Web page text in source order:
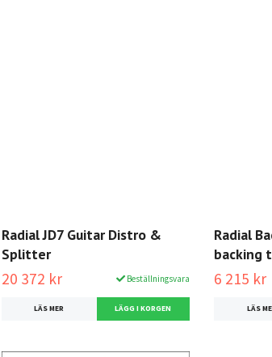
Radial JD7 Guitar Distro &
Splitter
20 372 kr Beställningsvara
LÄS MER
Radial
backing
6 215 kr
LÄS